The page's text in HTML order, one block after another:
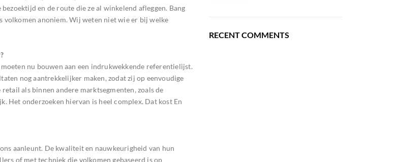
en de route die ze al winkelend afleggen. Bang
anoniem. Wij weten niet wie er bij welke
nu bouwen aan een indrukwekkende referentielijst.
nog aantrekkelijker maken, zodat zij op eenvoudige
als binnen andere marktsegmenten, zoals de
Het onderzoeken hiervan is heel complex. Dat kost En
aanleunt. De kwaliteit en nauwkeurigheid van hun
of met techniek die volkomen gebaseerd is op
RECENT COMMENTS